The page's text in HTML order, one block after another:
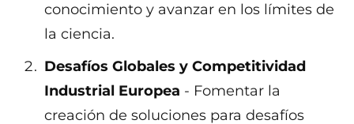
conocimiento y avanzar en los límites de
la ciencia.
Desafíos Globales y Competitividad
Industrial Europea - Fomentar la
creación de soluciones para desafíos